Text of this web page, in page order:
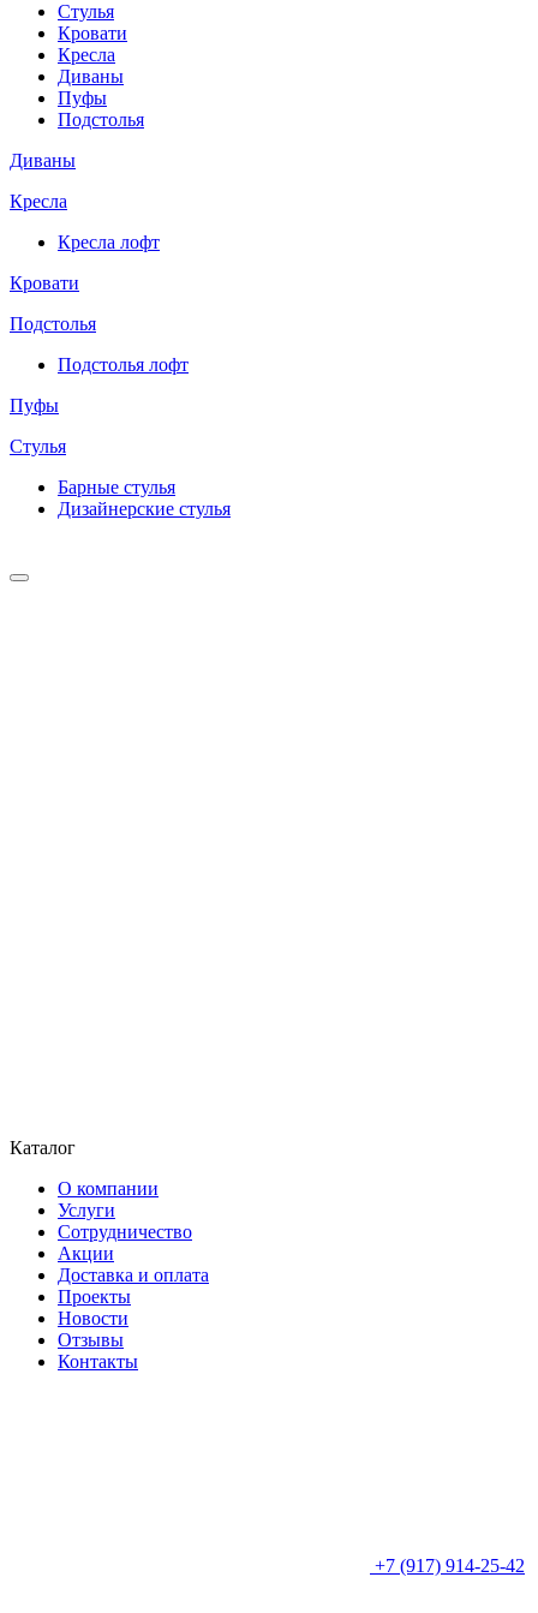
Стулья
Кровати
Кресла
Диваны
Пуфы
Подстолья
Диваны
Кресла
Кресла лофт
Кровати
Подстолья
Подстолья лофт
Пуфы
Стулья
Барные cтулья
Дизайнерские cтулья
Каталог
О компании
Услуги
Сотрудничество
Акции
Доставка и оплата
Проекты
Новости
Отзывы
Контакты
+7 (917) 914-25-42